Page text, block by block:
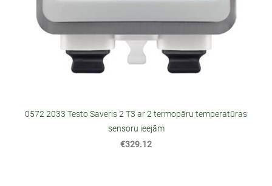
0572 2033 Testo Saveris 2 T3 ar 2 termopāru temperatūras
sensoru ieejām
€329.12